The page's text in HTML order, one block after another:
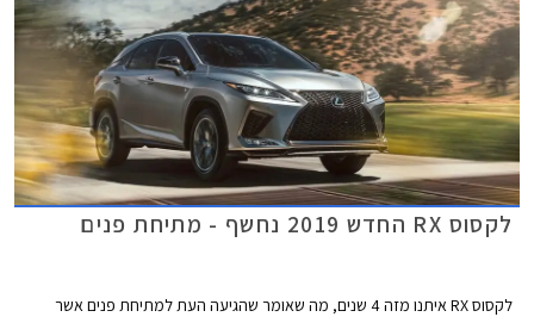
לקסוס RX החדש 2019 נחשף - מתיחת פנים
לקסוס RX איתנו מזה 4 שנים, מה שאומר שהגיעה העת למתיחת פנים אשר